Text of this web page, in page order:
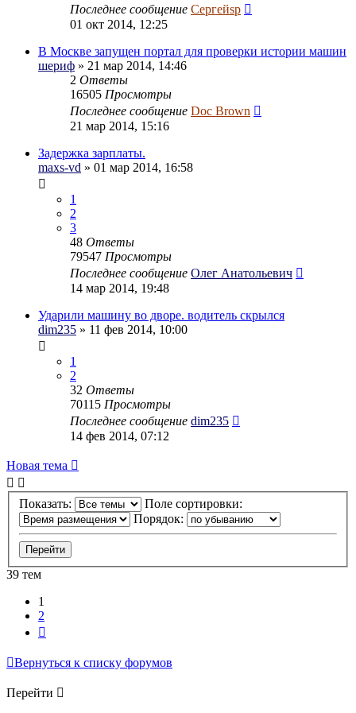
Последнее сообщение Сергейsp
01 окт 2014, 12:25
В Москве запущен портал для проверки истории машин
шериф » 21 мар 2014, 14:46
2 Ответы
16505 Просмотры
Последнее сообщение Doc Brown
21 мар 2014, 15:16
Задержка зарплаты.
maxs-vd » 01 мар 2014, 16:58
1
2
3
48 Ответы
79547 Просмотры
Последнее сообщение Олег Анатольевич
14 мар 2014, 19:48
Ударили машину во дворе. водитель скрылся
dim235 » 11 фев 2014, 10:00
1
2
32 Ответы
70115 Просмотры
Последнее сообщение dim235
14 фев 2014, 07:12
Новая тема
Показать:
Поле сортировки:
Порядок:
39 тем
1
2
Вернуться к списку форумов
Перейти